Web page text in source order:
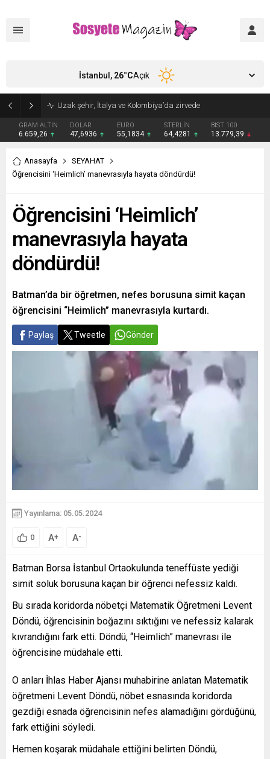
GRAM ALTIN
6.659,26
DOLAR
47,6936
EURO
55,1834
STERLİN
64,4281
BIST 100
13.779,39
İstanbul, 26°CAçık
Anasayfa
SEYAHAT
Öğrencisini ‘Heimlich’ manevrasıyla hayata döndürdü!
Öğrencisini ‘Heimlich’
manevrasıyla hayata
döndürdü!
Batman’da bir öğretmen, nefes borusuna simit kaçan
öğrencisini “Heimlich” manevrasıyla kurtardı.
Paylaş Tweetle Gönder
Yayınlama: 05.05.2024
0 A+ A-
Batman Borsa İstanbul Ortaokulunda teneffüste yediği
simit soluk borusuna kaçan bir öğrenci nefessiz kaldı.
Bu sırada koridorda nöbetçi Matematik Öğretmeni Levent
Döndü, öğrencisinin boğazını sıktığını ve nefessiz kalarak
kıvrandığını fark etti. Döndü, “Heimlich” manevrası ile
öğrencisine müdahale etti.
O anları İhlas Haber Ajansı muhabirine anlatan Matematik
öğretmeni Levent Döndü, nöbet esnasında koridorda
gezdiği esnada öğrencisinin nefes alamadığını gördüğünü,
fark ettiğini söyledi.
Hemen koşarak müdahale ettiğini belirten Döndü,